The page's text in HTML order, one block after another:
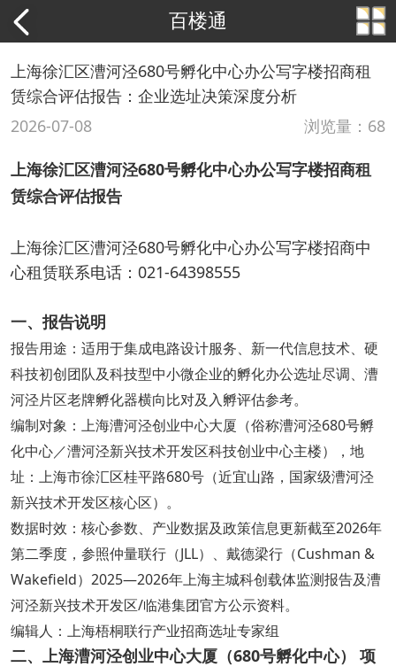
百楼通
上海徐汇区漕河泾680号孵化中心办公写字楼招商租
赁综合评估报告：企业选址决策深度分析
2026-07-08
浏览量：68
上海徐汇区漕河泾680号孵化中心办公写字楼招商租
赁综合评估报告
上海徐汇区漕河泾680号孵化中心办公写字楼招商中
心租赁联系电话：021-64398555
一、报告说明
报告用途：适用于集成电路设计服务、新一代信息技术、硬
科技初创团队及科技型中小微企业的孵化办公选址尽调、漕
河泾片区老牌孵化器横向比对及入孵评估参考。
编制对象：上海漕河泾创业中心大厦（俗称漕河泾680号孵
化中心／漕河泾新兴技术开发区科技创业中心主楼），地
址：上海市徐汇区桂平路680号（近宜山路，国家级漕河泾
新兴技术开发区核心区）。
数据时效：核心参数、产业数据及政策信息更新截至2026年
第二季度，参照仲量联行（JLL）、戴德梁行（Cushman &
Wakefield）2025—2026年上海主城科创载体监测报告及漕
河泾新兴技术开发区/临港集团官方公示资料。
编辑人：上海梧桐联行产业招商选址专家组
二、上海漕河泾创业中心大厦（680号孵化中心） 项